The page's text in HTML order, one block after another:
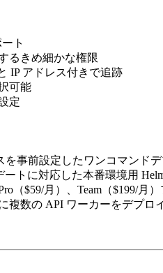
ト
るきめ細かな権限
IP アドレス付きで追跡
可能
定
を事前設定したワンコマンド
トに対応した本番環境用
（$59/月）、Team（$199/月）
複数の API ワーカーをデプロ